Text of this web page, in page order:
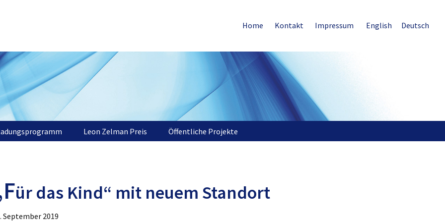
English Deutsch
Home Kontakt Impressum
Leon Zelman Preis Öffentliche Projekte
ür das Kind“ mit neuem Standort
September 2019